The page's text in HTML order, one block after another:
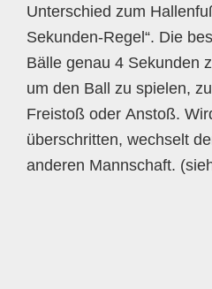
Unterschied zum
Sekunden-Regel“. Die
Bälle genau 4 Sekunden
um den Ball zu spielen,
Freistoß oder Anstoß.
überschritten, wechselt
anderen Mannschaft.